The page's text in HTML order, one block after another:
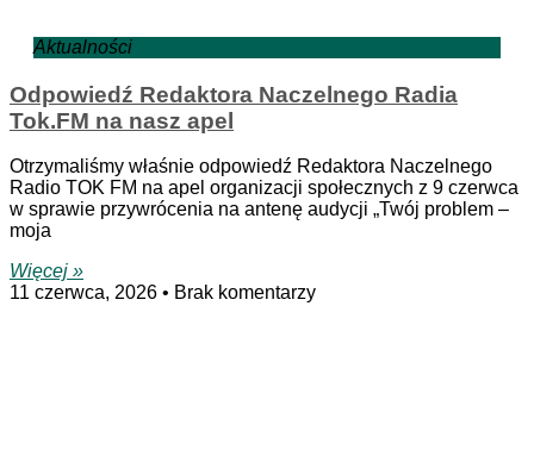
Aktualności
Odpowiedź Redaktora Naczelnego Radia
Tok.FM na nasz apel
Otrzymaliśmy właśnie odpowiedź Redaktora Naczelnego
Radio TOK FM na apel organizacji społecznych z 9 czerwca
w sprawie przywrócenia na antenę audycji „Twój problem –
moja
Więcej »
11 czerwca, 2026
Brak komentarzy